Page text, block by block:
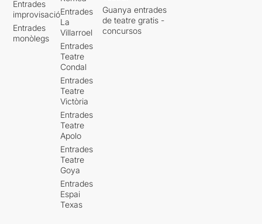
Entrades
improvisació
Entrades
monòlegs
Entrades
La
Villarroel
Entrades
Teatre
Condal
Entrades
Teatre
Victòria
Entrades
Teatre
Apolo
Entrades
Teatre
Goya
Entrades
Espai
Texas
Guanya entrades
de teatre gratis -
concursos